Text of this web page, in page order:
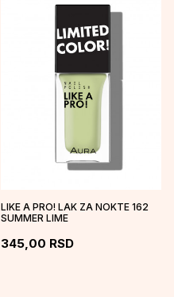
LIKE A PRO! LAK ZA NOKTE 162
SUMMER LIME
345,00 RSD